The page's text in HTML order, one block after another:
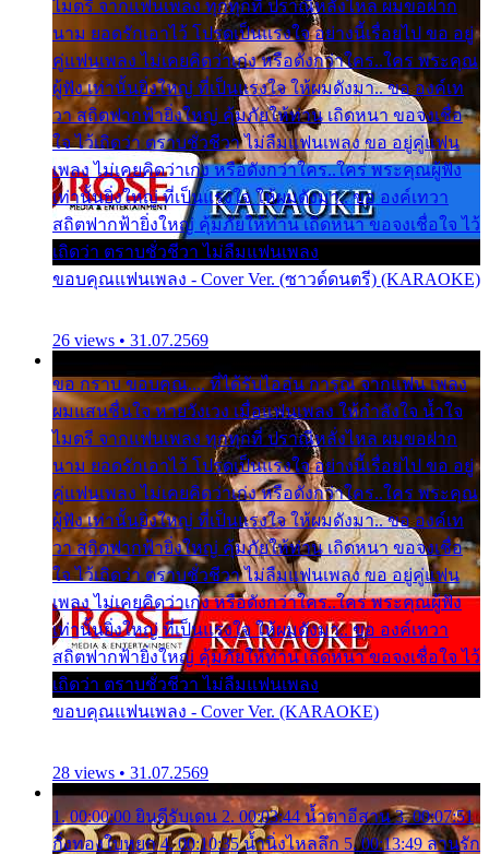
ไมตรี จากแฟนเพลง ทุกทุกที่ ปราณีหลั่งไหล ผมขอฝาก
นาม ยอดรักเอาไว้ โปรดเป็นแรงใจ อย่างนี้เรื่อยไป ขอ อยู่
คู่แฟนเพลง ไม่เคยคิดว่าเก่ง หรือดังกว่าใคร..ใคร พระคุณ
ผู้ฟัง เท่านั้นยิ่งใหญ่ ที่เป็นแรงใจ ให้ผมดังมา.. ขอ องค์เท
วา สถิตฟากฟ้ายิ่งใหญ่ คุ้มภัยให้ท่าน เถิดหนา ขอจงเชื่อ
ใจ ไว้เถิดว่า ตราบชั่วชีวา ไม่ลืมแฟนเพลง ขอ อยู่คู่แฟน
เพลง ไม่เคยคิดว่าเก่ง หรือดังกว่าใคร..ใคร พระคุณผู้ฟัง
เท่านั้นยิ่งใหญ่ ที่เป็นแรงใจ ให้ผมดังมา.. ขอ องค์เทวา
สถิตฟากฟ้ายิ่งใหญ่ คุ้มภัยให้ท่าน เถิดหนา ขอจงเชื่อใจ ไว้
เถิดว่า ตราบชั่วชีวา ไม่ลืมแฟนเพลง
ขอบคุณแฟนเพลง - Cover Ver. (ซาวด์ดนตรี) (KARAOKE)
26 views • 31.07.2569
ขอ กราบ ขอบคุณ.... ที่ได้รับไออุ่น การุณ จากแฟน เพลง
ผมแสนชื่นใจ หายวังเวง เมื่อแฟนเพลง ให้กำลังใจ น้ำใจ
ไมตรี จากแฟนเพลง ทุกทุกที่ ปราณีหลั่งไหล ผมขอฝาก
นาม ยอดรักเอาไว้ โปรดเป็นแรงใจ อย่างนี้เรื่อยไป ขอ อยู่
คู่แฟนเพลง ไม่เคยคิดว่าเก่ง หรือดังกว่าใคร..ใคร พระคุณ
ผู้ฟัง เท่านั้นยิ่งใหญ่ ที่เป็นแรงใจ ให้ผมดังมา.. ขอ องค์เท
วา สถิตฟากฟ้ายิ่งใหญ่ คุ้มภัยให้ท่าน เถิดหนา ขอจงเชื่อ
ใจ ไว้เถิดว่า ตราบชั่วชีวา ไม่ลืมแฟนเพลง ขอ อยู่คู่แฟน
เพลง ไม่เคยคิดว่าเก่ง หรือดังกว่าใคร..ใคร พระคุณผู้ฟัง
เท่านั้นยิ่งใหญ่ ที่เป็นแรงใจ ให้ผมดังมา.. ขอ องค์เทวา
สถิตฟากฟ้ายิ่งใหญ่ คุ้มภัยให้ท่าน เถิดหนา ขอจงเชื่อใจ ไว้
เถิดว่า ตราบชั่วชีวา ไม่ลืมแฟนเพลง
ขอบคุณแฟนเพลง - Cover Ver. (KARAOKE)
28 views • 31.07.2569
1. 00:00:00 ยินดีรับเดน 2. 00:03:44 น้ำตาอีสาน 3. 00:07:51
กิ่งทองใบหยก 4. 00:10:35 น้ำนิ่งไหลลึก 5. 00:13:49 ลานรัก